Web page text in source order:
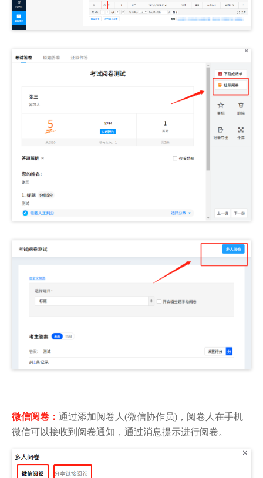
微信阅卷 ： 通过添加阅卷人(微信协作员)，阅卷人在手机
微信可以接收到阅卷通知，通过消息提示进行阅卷。